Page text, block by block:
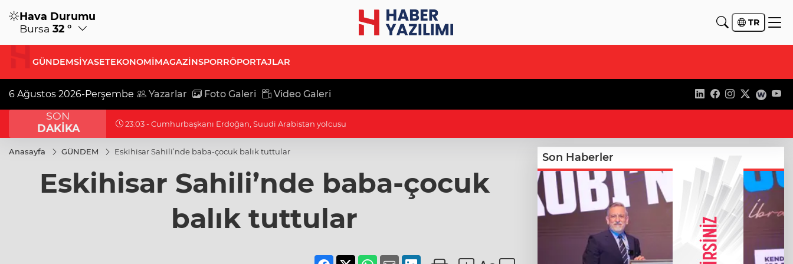
Hava Durumu
Bursa 32 ° TR
GÜNDEMSİYASETEKONOMİMAGAZİNSPORRÖPORTAJLAR
6 Ağustos 2026-Perşembe Yazarlar Foto Galeri Video Galeri
SON
DAKİKA
23:03 - Cumhurbaşkanı Erdoğan, Suudi Arabistan yolcusu
Anasayfa GÜNDEM Eskihisar Sahili’nde baba-çocuk balık tuttular
Eskihisar Sahili’nde baba-çocuk
balık tuttular
Son Haberler